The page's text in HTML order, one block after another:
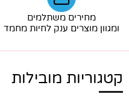
מחירים משתלמים
ומגוון מוצרים ענק לחיות מחמד
קטגוריות מובילות